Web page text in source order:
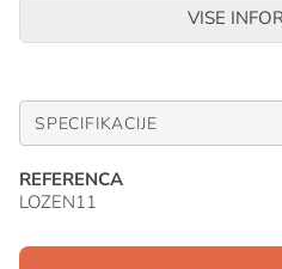
VISE
SPECIFIKACIJE
REFERENCA
LOZEN11